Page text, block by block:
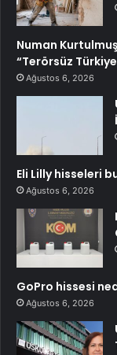
Numan
“Terörsüz
Ağustos 6, 2026
Eli Lilly hisseleri
Ağustos 6, 2026
GoPro hissesi
Ağustos 6, 2026